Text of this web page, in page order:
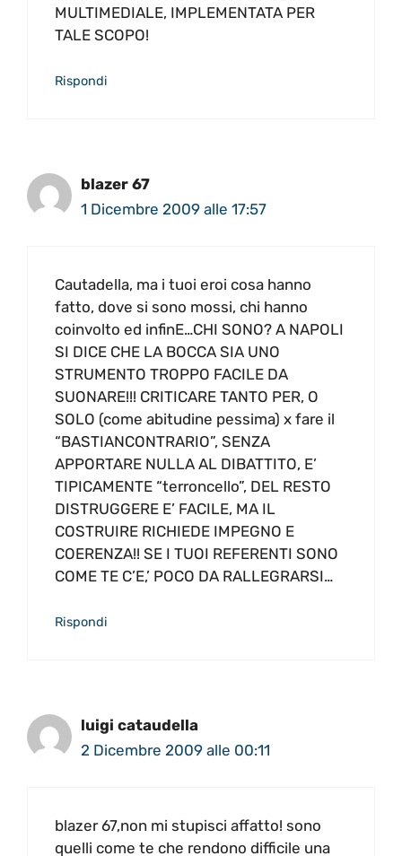
MULTIMEDIALE, IMPLEMENTATA PER
TALE SCOPO!
Rispondi
blazer 67
1 Dicembre 2009 alle 17:57
Cautadella, ma i tuoi eroi cosa hanno
fatto, dove si sono mossi, chi hanno
coinvolto ed infinE…CHI SONO? A NAPOLI
SI DICE CHE LA BOCCA SIA UNO
STRUMENTO TROPPO FACILE DA
SUONARE!!! CRITICARE TANTO PER, O
SOLO (come abitudine pessima) x fare il
“BASTIANCONTRARIO”, SENZA
APPORTARE NULLA AL DIBATTITO, E’
TIPICAMENTE “terroncello”, DEL RESTO
DISTRUGGERE E’ FACILE, MA IL
COSTRUIRE RICHIEDE IMPEGNO E
COERENZA!! SE I TUOI REFERENTI SONO
COME TE C’E,’ POCO DA RALLEGRARSI…
Rispondi
luigi cataudella
2 Dicembre 2009 alle 00:11
blazer 67,non mi stupisci affatto! sono
quelli come te che rendono difficile una